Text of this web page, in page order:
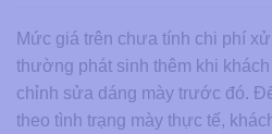
Mức giá trên chưa tính chi phí
thường phát sinh thêm khi
chỉnh sửa dáng mày trước đó.
theo tình trạng mày thực tế,